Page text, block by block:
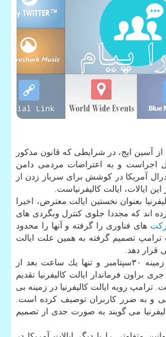
از آسین ایج، در شرایطی كه قانون مذكور
اجراست و به اعتراضات مردمی دامن
آمریكا در كوشش برای سرباز زدن از
ایالات، ایالت كالیفرنیاست.
بعنوان نخستین ایالت معترض، اخیرا
اند كه مجددا جلوی كنترل وبگردی های
های فناوری را گرفته و آنها را محدود
تصمیم گرفته به همین علت ایالت
قرار دهد.
شكایت كاخ سفید در این زمینه ۳۰سپتامبر و تنها یك ساعت بعد از
براون فرماندار ایالت كالیفرنیا تقدیم
رویه ایالت كالیفرنیا در زمینه بی
و به ضرر كاربران توصیف كرده است.
می گویند به صورت جدی از تصمیم